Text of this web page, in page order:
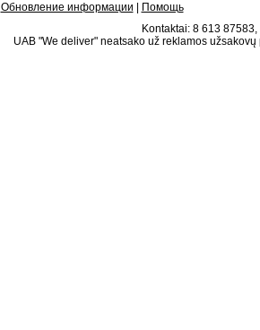
Обновление информации
Помощь
Kontaktai: 8 613
UAB "We deliver" neatsako už reklamos